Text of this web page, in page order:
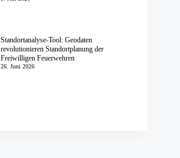
Standortanalyse-Tool: Geodaten
revolutionieren Standortplanung der
Freiwilligen Feuerwehren
26. Juni 2026